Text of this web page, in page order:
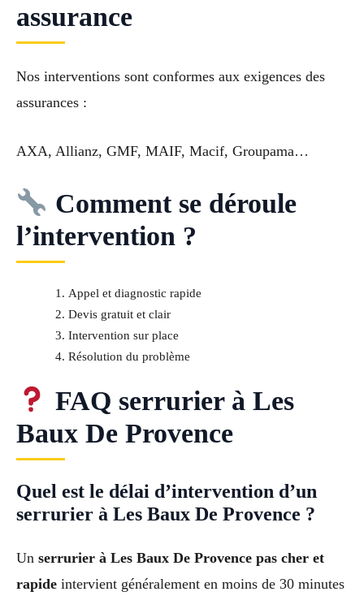
assurance
Nos interventions sont conformes aux exigences des
assurances :
AXA, Allianz, GMF, MAIF, Macif, Groupama…
Comment se déroule
l’intervention ?
Appel et diagnostic rapide
Devis gratuit et clair
Intervention sur place
Résolution du problème
FAQ serrurier à Les
Baux De Provence
Quel est le délai d’intervention d’un
serrurier à Les Baux De Provence ?
Un serrurier à Les Baux De Provence pas cher et
rapide intervient généralement en moins de 30 minutes